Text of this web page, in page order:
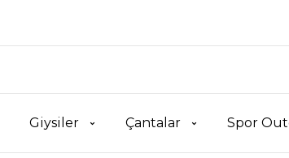
Giysiler Çantalar Spor